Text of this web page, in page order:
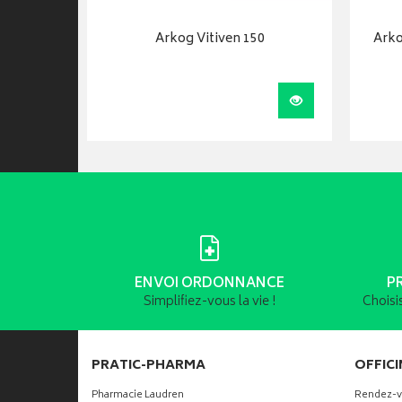
Arkog Vitiven 150
Visualiser
ENVOI ORDONNANCE
Simplifiez-vous la vie !
PRATIC-PHARMA
Pharmacie Laudren Rendez-